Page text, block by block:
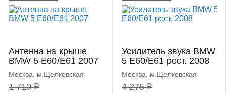
Антенна на крыше
BMW 5 E60/E61 2007
Москва, м.Щелковская
1 710 ₽
Усилитель звука BMW
5 E60/E61 рест. 2008
Москва, м.Щелковская
4 275 ₽